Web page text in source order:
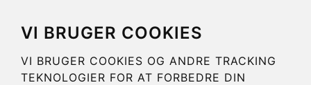
VI BRUGER COOKIES
VI BRUGER COOKIES OG ANDRE TRACKING
TEKNOLOGIER FOR AT FORBEDRE DIN